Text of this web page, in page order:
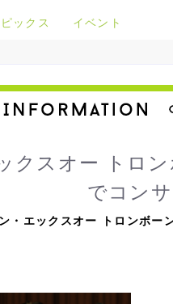
ピックス イベント
クスオー トロ
でコン
・エックスオー トロンボ